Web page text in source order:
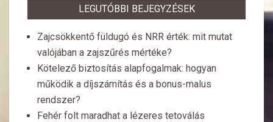
LEGUTÓBBI BEJEGYZÉSEK
Zajcsökkentő füldugó és NRR érték: mit mutat
valójában a zajszűrés mértéke?
Kötelező biztosítás alapfogalmak: hogyan
működik a díjszámítás és a bonus-malus
rendszer?
Fehér folt maradhat a lézeres tetoválás